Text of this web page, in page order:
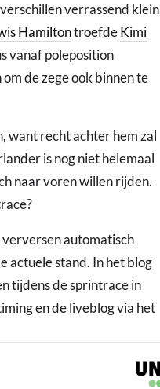
verrassend klein
HamiltontroefdeKimi
vanaf poleposition
de zege ook binnen te
want recht achter hem zal
is nog niet helemaal
naar voren willen rijden.
automatisch
actuele stand. In het blog
tijdens de sprintrace in
en de liveblog via het